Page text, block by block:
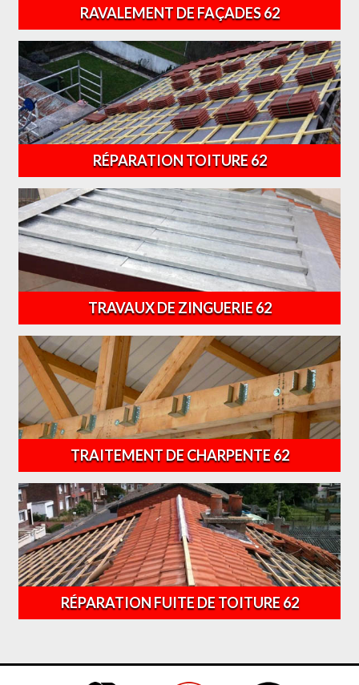
RAVALEMENT DE FAÇADES 62
RÉPARATION TOITURE 62
TRAVAUX DE ZINGUERIE 62
TRAITEMENT DE CHARPENTE 62
RÉPARATION FUITE DE TOITURE 62